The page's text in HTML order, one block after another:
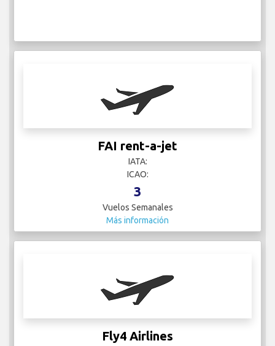
FAI rent-a-jet
IATA:
ICAO:
3
Vuelos Semanales
Más información
Fly4 Airlines